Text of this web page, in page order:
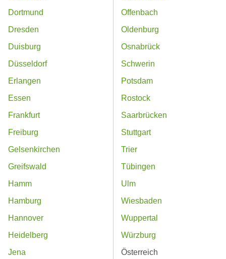
Dortmund
Dresden
Duisburg
Düsseldorf
Erlangen
Essen
Frankfurt
Freiburg
Gelsenkirchen
Greifswald
Hamm
Hamburg
Hannover
Heidelberg
Jena
Offenbach
Oldenburg
Osnabrück
Schwerin
Potsdam
Rostock
Saarbrücken
Stuttgart
Trier
Tübingen
Ulm
Wiesbaden
Wuppertal
Würzburg
Österreich